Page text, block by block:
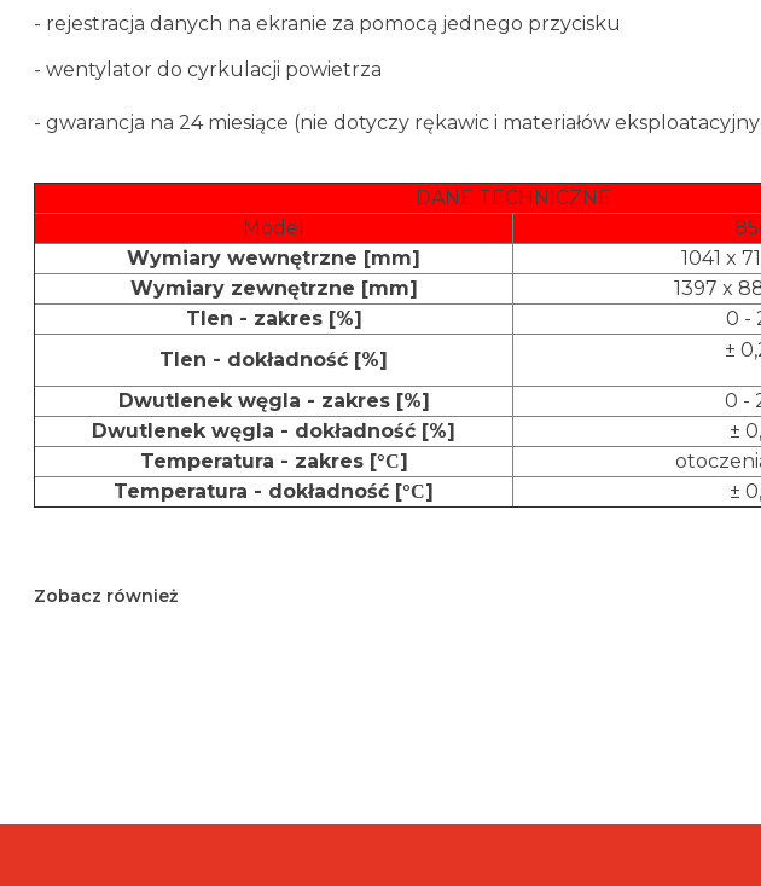
- rejestracja danych na ekranie za pomocą jednego przycisku
- wentylator do cyrkulacji powietrza
- gwarancja na 24 miesiące (nie dotyczy rękawic i materiałów
DANE TECHNICZNE
Model
Wymiary wewnętrzne [mm]
1041 x
Wymiary zewnętrzne [mm]
1397 x
Tlen - zakres [%]
0 -
Tlen - dokładność [%]
±
Dwutlenek węgla - zakres [%]
0 -
Dwutlenek węgla - dokładność [%]
±
Temperatura - zakres [°C]
Temperatura - dokładność [°C] ±
Zobacz również